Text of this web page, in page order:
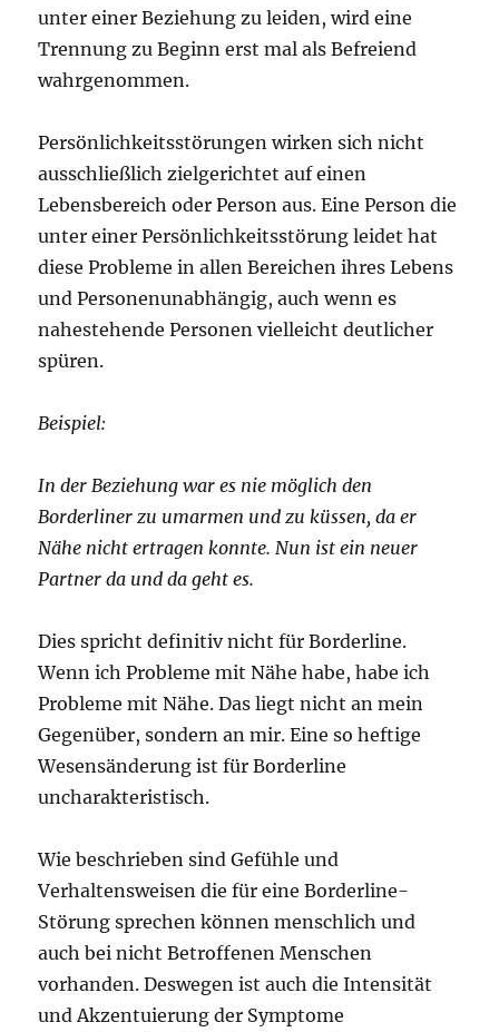
unter einer Beziehung zu leiden, wird eine
Trennung zu Beginn erst mal als Befreiend
wahrgenommen.
Persönlichkeitsstörungen wirken sich nicht
ausschließlich zielgerichtet auf einen
Lebensbereich oder Person aus. Eine Person die
unter einer Persönlichkeitsstörung leidet hat
diese Probleme in allen Bereichen ihres Lebens
und Personenunabhängig, auch wenn es
nahestehende Personen vielleicht deutlicher
spüren.
Beispiel:
In der Beziehung war es nie möglich den
Borderliner zu umarmen und zu küssen, da er
Nähe nicht ertragen konnte. Nun ist ein neuer
Partner da und da geht es.
Dies spricht definitiv nicht für Borderline.
Wenn ich Probleme mit Nähe habe, habe ich
Probleme mit Nähe. Das liegt nicht an mein
Gegenüber, sondern an mir. Eine so heftige
Wesensänderung ist für Borderline
uncharakteristisch.
Wie beschrieben sind Gefühle und
Verhaltensweisen die für eine Borderline-
Störung sprechen können menschlich und
auch bei nicht Betroffenen Menschen
vorhanden. Deswegen ist auch die Intensität
und Akzentuierung der Symptome